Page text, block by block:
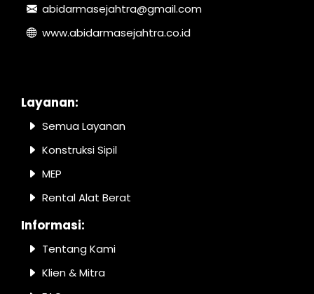
abidarmasejahtra@gmail.com
www.abidarmasejahtra.co.id
Layanan:
Semua Layanan
Konstruksi Sipil
MEP
Rental Alat Berat
Informasi:
Tentang Kami
Klien & Mitra